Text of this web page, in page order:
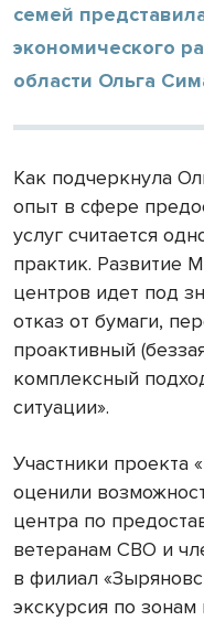
семей
экономического
области Ольга
Как подчеркнула
опыт в сфере
услуг считается
практик. Развитие
центров идет под
отказ от бумаги,
проактивный
комплексный
ситуации».
Участники проекта
оценили
центра по
ветеранам СВО и
в филиал
экскурсия по